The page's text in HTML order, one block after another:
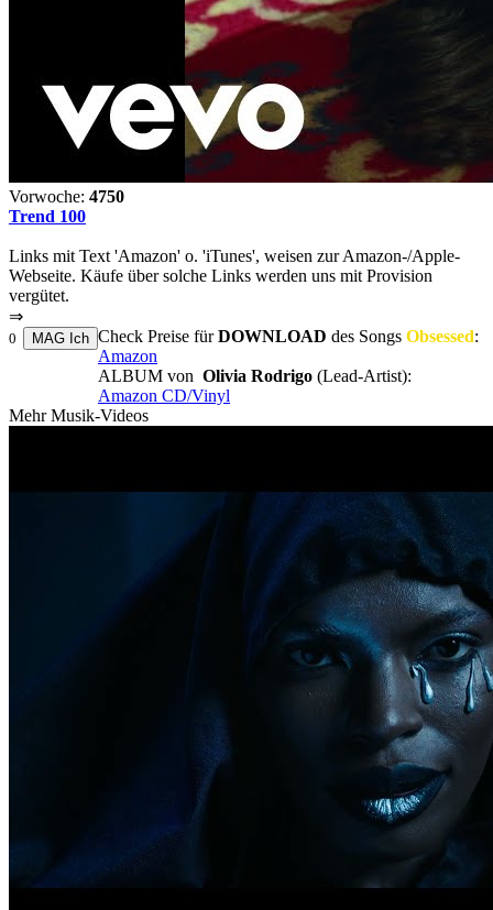
Vorwoche: 4750
Trend 100
Links mit Text 'Amazon' o. 'iTunes', weisen zur Amazon-/Apple-
Webseite. Käufe über solche Links werden uns mit Provision
vergütet.
⇒
0 Check Preise fürDOWNLOAD des Songs Obsessed:
Amazon
ALBUM von Olivia Rodrigo (Lead-Artist):
Amazon CD/Vinyl
Mehr Musik-Videos